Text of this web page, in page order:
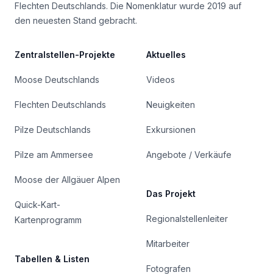
Flechten Deutschlands. Die Nomenklatur wurde 2019 auf
den neuesten Stand gebracht.
Zentralstellen-Projekte
Moose Deutschlands
Flechten Deutschlands
Pilze Deutschlands
Pilze am Ammersee
Moose der Allgäuer Alpen
Quick-Kart-
Kartenprogramm
Tabellen & Listen
Aktuelles
Videos
Neuigkeiten
Exkursionen
Angebote / Verkäufe
Das Projekt
Regionalstellenleiter
Mitarbeiter
Fotografen